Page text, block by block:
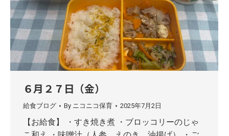
６月２７日（金）
給食ブログ By ニコニコ保育 2025年7月2日
【お給食】 ・すき焼き煮 ・ブロッコリーのじゃ